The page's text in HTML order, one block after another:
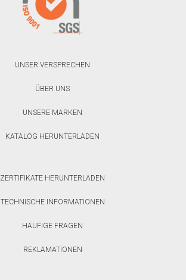
UNSER VERSPRECHEN
ÜBER UNS
UNSERE MARKEN
KATALOG HERUNTERLADEN
ZERTIFIKATE HERUNTERLADEN
TECHNISCHE INFORMATIONEN
HÄUFIGE FRAGEN
REKLAMATIONEN